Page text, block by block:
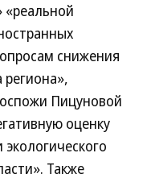
«реальной
снижения
региона»,
Пицуновой
оценку
экологического
Также